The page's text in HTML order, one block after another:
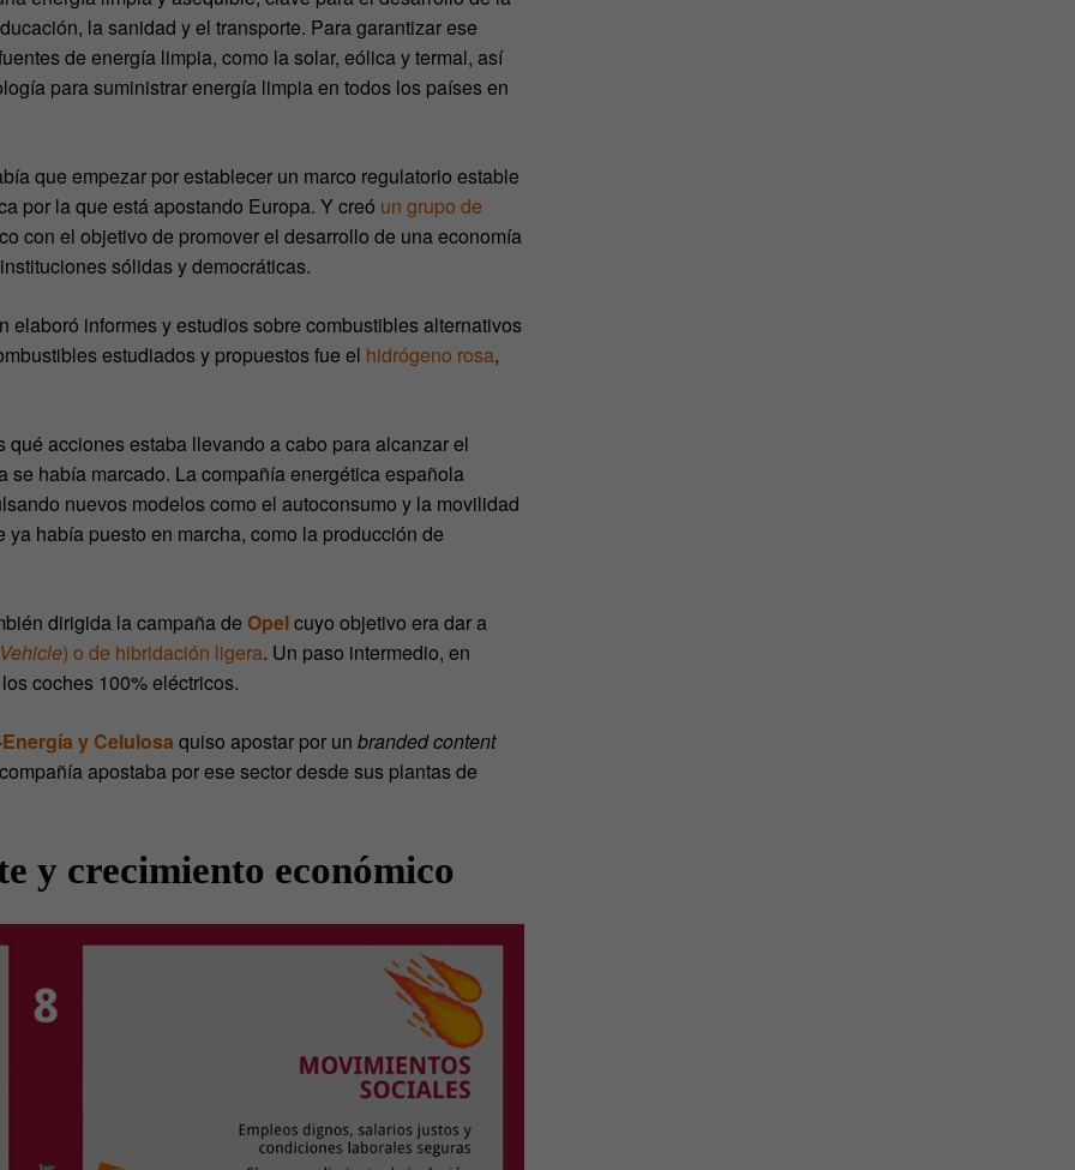
la sanidad y el transporte. Para garantizar ese
de energía limpia, como la solar, eólica y termal, así
para suministrar energía limpia en todos los países en
que empezar por establecer un marco regulatorio estable
por la que está apostando Europa. Y creó un grupo de
con el objetivo de promover el desarrollo de una economía
sólidas y democráticas.
elaboró informes y estudios sobre combustibles alternativos
estudiados y propuestos fue el hidrógeno rosa,
acciones estaba llevando a cabo para alcanzar el
se había marcado. La compañía energética española
nuevos modelos como el autoconsumo y la movilidad
había puesto en marcha, como la producción de
dirigida la campaña de Opelcuyo objetivo era dar a
) o de hibridación ligera. Un paso intermedio, en
coches 100% eléctricos.
y Celulosa quiso apostar por un branded content
apostaba por ese sector desde sus plantas de
y crecimiento económico